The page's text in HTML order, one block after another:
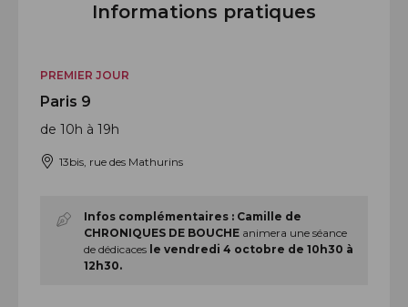
Informations pratiques
PREMIER JOUR
Paris 9
de 10h à 19h
13bis, rue des Mathurins
Infos complémentaires : Camille de
CHRONIQUES DE BOUCHE animera une séance
de dédicaces le vendredi 4 octobre de 10h30 à
12h30.